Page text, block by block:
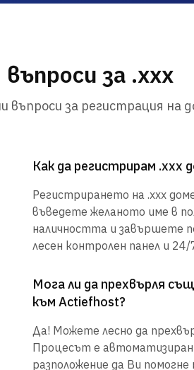
за .xxx
за регистрация на
Как да регистрирам .xxx
Регистрирането на .xxx
въведете желаното име в
наличността и завършете
лесен контролен панел и
Мога ли да прехвърля
към Actiefhost?
Да! Можете лесно да
Процесът е автоматизиран
разположение да Ви помогне